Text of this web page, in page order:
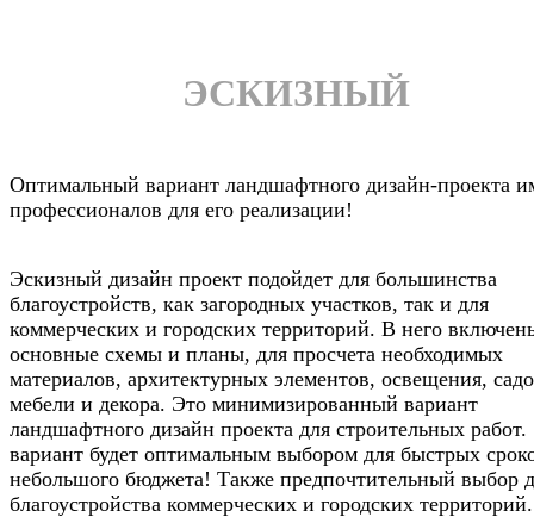
ЭСКИЗНЫЙ
Оптимальный вариант ландшафтного дизайн-проекта
профессионалов для его реализации!
Эскизный дизайн проект подойдет для большинства
благоустройств, как загородных участков, так и для
коммерческих и городских территорий. В него
основные схемы и планы, для просчета необходимых
материалов, архитектурных элементов, освещения,
мебели и декора. Это минимизированный вариант
ландшафтного дизайн проекта для строительных работ.
вариант будет оптимальным выбором для быстрых
небольшого бюджета! Также предпочтительный выбор
благоустройства коммерческих и городских территорий.